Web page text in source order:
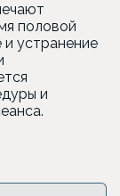
половой
устранение
и